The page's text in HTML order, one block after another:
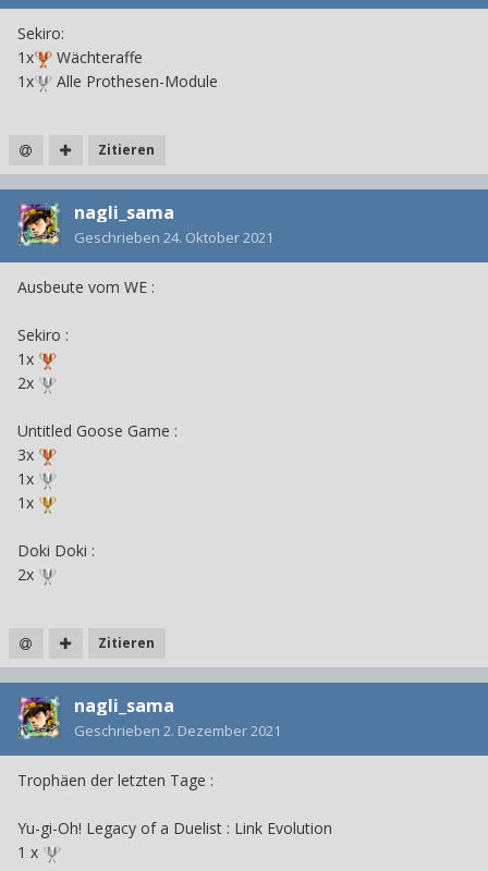
Sekiro:
1x
Wächteraffe
1x
Alle Prothesen-Module
Zitieren
nagli_sama
Geschrieben 24. Oktober 2021
Ausbeute vom WE :
Sekiro :
1x
2x
Untitled Goose Game :
3x
1x
1x
Doki Doki :
2x
Zitieren
nagli_sama
Geschrieben 2. Dezember 2021
Trophäen der letzten Tage :
Yu-gi-Oh! Legacy of a Duelist : Link Evolution
1 x